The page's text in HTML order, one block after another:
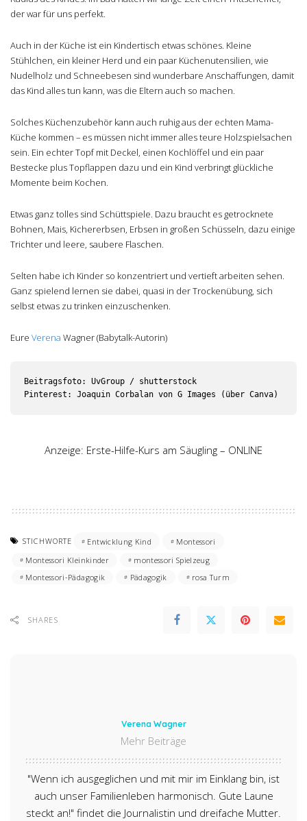
der war für uns perfekt.
Auch in der Küche ist ein Kindertisch etwas schönes. Kleine
Stühlchen, ein kleiner Herd und ein paar Küchenutensilien, wie
Nudelholz und Schneebesen sind wunderbare Anschaffungen, damit
das Kind alles tun kann, was die Eltern auch so machen.
Solches Küchenzubehör kann auch ruhig aus der echten Mama-
Küche kommen – es müssen nicht immer alles teure Holzspielsachen
sein. Ein echter Topf mit Deckel, einen Kochlöffel und ein paar
Bestecke plus Topflappen dazu und ein Kind verbringt glückliche
Momente beim Kochen.
Etwas ganz tolles sind Schüttspiele. Dazu braucht es getrocknete
Bohnen, Mais, Kichererbsen, Erbsen in großen Schüsseln, dazu einige
Trichter und leere, saubere Flaschen.
Selten habe ich Kinder so konzentriert und vertieft arbeiten sehen.
Ganz spielend lernen sie dabei, quasi in der Trockenübung, sich
selbst etwas zu trinken einzuschenken.
Eure Verena Wagner (Babytalk-Autorin)
Beitragsfoto: UvGroup / shutterstock
Pinterest: Joaquin Corbalan von G Images (über Canva)
Anzeige: Erste-Hilfe-Kurs am Säugling – ONLINE
STICHWORTE Entwicklung Kind
Montessori
Montessori Kleinkinder
montessori Spielzeug
Montessori-Pädagogik
Pädagogik rosa Turm
SHARES
Verena Wagner
Mehr Beiträge
"Wenn ich ausgeglichen und mit mir im Einklang bin, ist
auch unser Familienleben harmonisch. Gute Laune
steckt an!" findet die Journalistin und dreifache Mutter.